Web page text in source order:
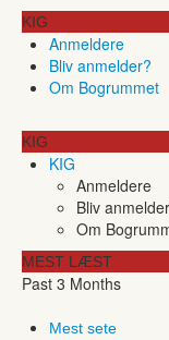
KIG
Anmeldere
Bliv anmelder?
Om Bogrummet
KIG
KIG
Anmeldere
Bliv
Om
MEST LÆST
Past 3 Months
Mest sete